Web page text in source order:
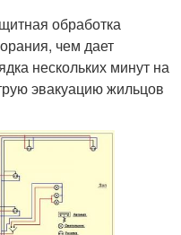
обработка
чем дает
нескольких минут на
эвакуацию жильцов